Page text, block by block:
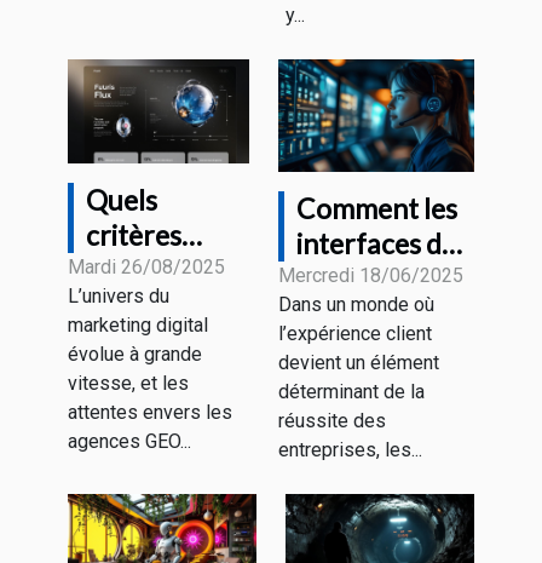
y...
Quels
critères
définissent la
meilleure
agence GEO
2025 ?
Mardi 26/08/2025
L’univers du
marketing digital
évolue à grande
vitesse, et les
attentes envers les
agences GEO...
Comment les
interfaces de
dialogue
intelligentes
transforment-
elles le service
client ?
Mercredi 18/06/2025
Dans un monde où
l’expérience client
devient un élément
déterminant de la
réussite des
entreprises, les...